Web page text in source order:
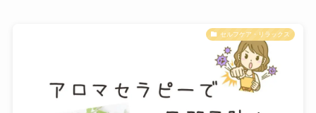
セルフケア・リラックス